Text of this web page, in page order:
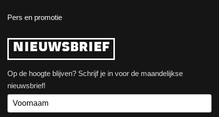
Pers en promotie
NIEUWSBRIEF
Op de hoogte blijven? Schrijf je in voor de maandelijkse
nieuwsbrief!